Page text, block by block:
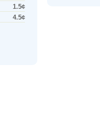
1.5¢
4.5¢